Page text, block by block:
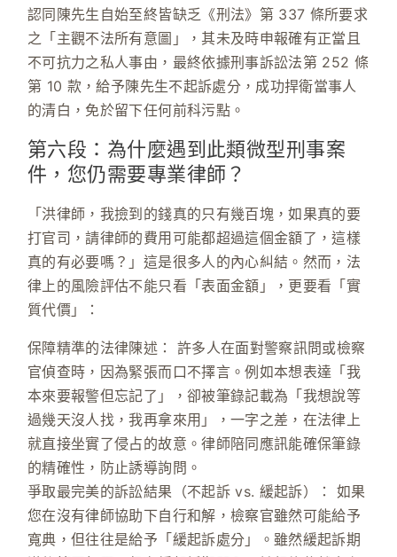
認同陳先生自始至終皆缺乏《刑法》第 337 條所要求
之「主觀不法所有意圖」，其未及時申報確有正當且
不可抗力之私人事由，最終依據刑事訴訟法第 252 條
第 10 款 ，給予陳先生不起訴處分，成功捍衛當事人
的清白，免於留下任何前科污點。
第六段：為什麼遇到此類微型刑事案
件，您仍需要專業律師？
「洪律師，我撿到的錢真的只有幾百塊，如果真的要
打官司，請律師的費用可能都超過這個金額了，這樣
真的有必要嗎？」這是很多人的內心糾結。然而，法
律上的風險評估不能只看「表面金額」，更要看「實
質代價」：
保障精準的法律陳述：
許多人在面對警察訊問或檢察
官偵查時，因為緊張而口不擇言。例如本想表達「我
本來要報警但忘記了」，卻被筆錄記載為「我想說等
過幾天沒人找，我再拿來用」，一字之差，在法律上
就直接坐實了侵占的故意。律師陪同應訊能確保筆錄
的精確性，防止誘導詢問。
爭取最完美的訴訟結果（不起訴 vs. 緩起訴）：
如果
您在沒有律師協助下自行和解，檢察官雖然可能給予
寬典，但往往是給予「緩起訴處分」。雖然緩起訴期